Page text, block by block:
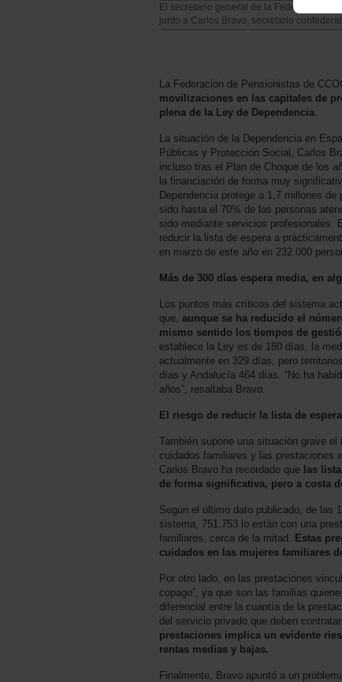
El secretario general de la Federación de
junto a Carlos Bravo, secretario
La Federación de Pensionistas de
movilizaciones en las capitales de
plena de la Ley de Dependencia
La situación de la Dependencia en
Públicas y Protección Social, Carlos
incluso tras el Plan de Choque de los
la financiación de forma muy
Dependencia protege a 1,7 millones
sido hasta el 70% de las personas
sido mediante servicios profesionales.
reducir la lista de espera a
en marzo de este año en 232.000
Más de 300 días espera media, en
Los puntos más críticos del sistema
que, aunque se ha reducido el
mismo sentido los tiempos de
establece la Ley es de 180 días, la
actualmente en 329 días, pero
días y Andalucía 464 días. “No ha
años”, resaltaba Bravo.
El riesgo de reducir la lista de
También supone una situación grave
cuidados familiares y las prestaciones
Carlos Bravo ha recordado que las
de forma significativa, pero a costa
Según el último dato publicado, de las
sistema, 751.753 lo están con una
familiares, cerca de la mitad.
Estas
cuidados en las mujeres familiares
Por otro lado, en las prestaciones
copago”, ya que son las familias
diferencial entre la cuantía de la
del servicio privado que deben contratar.
prestaciones implica un evidente
rentas medias y bajas.
Finalmente, Bravo apuntó a un